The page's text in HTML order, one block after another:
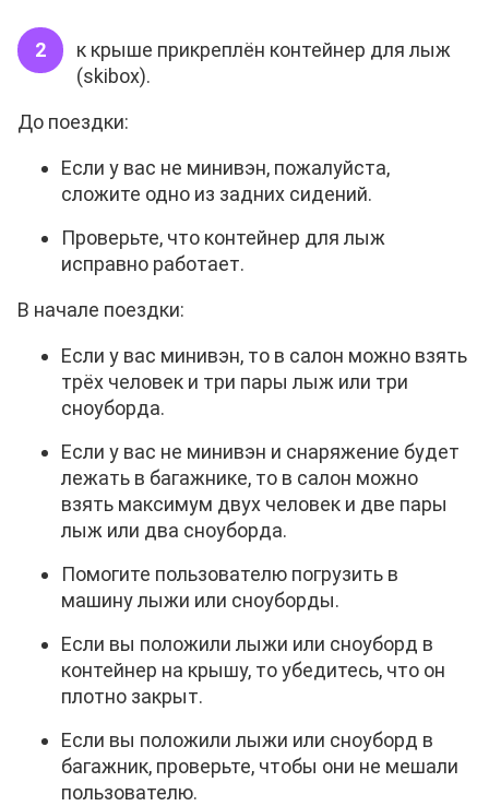
к крыше прикреплён контейнер для лыж
(skibox).
До поездки:
Если у вас не минивэн, пожалуйста,
сложите одно из задних сидений.
Проверьте, что контейнер для лыж
исправно работает.
В начале поездки:
Если у вас минивэн, то в салон можно взять
трёх человек и три пары лыж или три
сноуборда.
Если у вас не минивэн и снаряжение будет
лежать в багажнике, то в салон можно
взять максимум двух человек и две пары
лыж или два сноуборда.
Помогите пользователю погрузить в
машину лыжи или сноуборды.
Если вы положили лыжи или сноуборд в
контейнер на крышу, то убедитесь, что он
плотно закрыт.
Если вы положили лыжи или сноуборд в
багажник, проверьте, чтобы они не мешали
пользователю.